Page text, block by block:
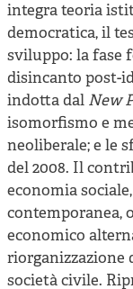
integra teoria
democratica, il
sviluppo: la fase
disincanto post-
indotta dal New
isomorfismo e
neoliberale; e le
del 2008. Il
economia
contemporanea,
economico
riorganizzazione
società civile.